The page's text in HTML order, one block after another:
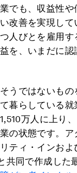
でも、収益性や
改善を実現して
人びとを雇用
を、いまだに認
うではないもの
暮らしている就
万人に上り
の状態です。
ティ・インお
共同で作成した